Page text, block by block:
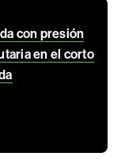
con presión
en el corto